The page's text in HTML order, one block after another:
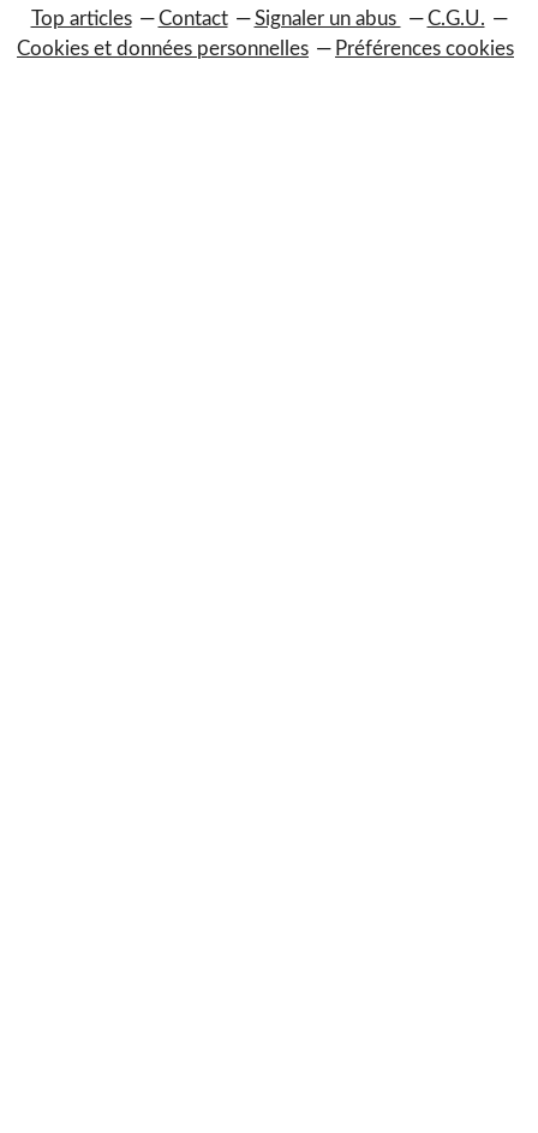
Top articles Contact Signaler un abus
C.G.U.
Cookies et données personnelles
Préférences cookies